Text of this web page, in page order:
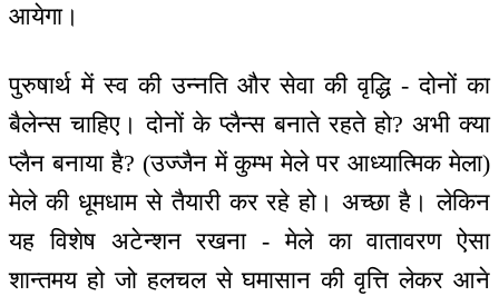
आयेगा।
पुरुषार्थ में स्व की उन्नति और सेवा की वृद्धि - दोनों का
बैलेन्स चाहिए। दोनों के प्लैन्स बनाते रहते हो? अभी क्या
प्लैन बनाया है? (उज्जैन में कुम्भ मेले पर आध्यात्मिक मेला)
मेले की धूमधाम से तैयारी कर रहे हो। अच्छा है। लेकिन
यह विशेष अटेन्शन रखना - मेले का वातावरण ऐसा
शान्तमय हो जो हलचल से घमासान की वृत्ति लेकर आने